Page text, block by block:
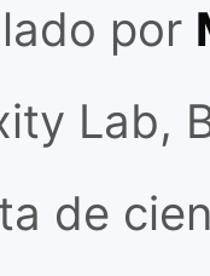
por
Lab,
de